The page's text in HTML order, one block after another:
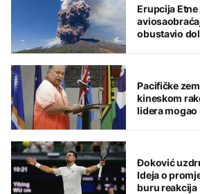
Erupcija
obustavio
Pacifičke
kineskom
lidera
Đoković
Ideja o
buru reakcija